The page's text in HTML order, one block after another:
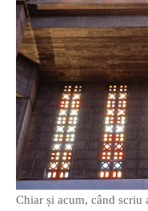
Chiar și acum, când scriu